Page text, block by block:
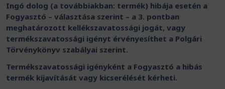
Ingó dolog (a továbbiakban: termék) hibája esetén a
Fogyasztó – választása szerint – a 3. pontban
meghatározott kellékszavatossági jogát, vagy
termékszavatossági igényt érvényesíthet a Polgári
Törvénykönyv szabályai szerint.
Termékszavatossági igényként a Fogyasztó a hibás
termék kijavítását vagy kicserélését kérheti.